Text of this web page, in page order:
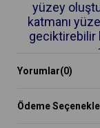
yüzey
katmanı
geciktirebilir
Yorumlar(0)
Ödeme